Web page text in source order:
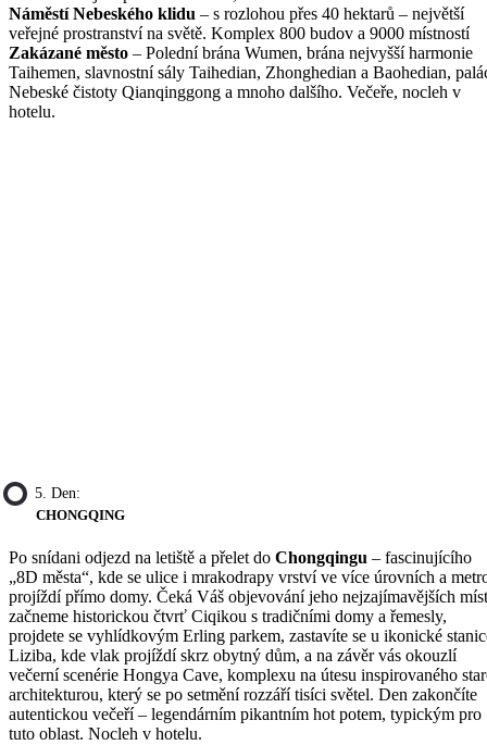
Náměstí Nebeského klidu – s rozlohou přes 40 hektarů – největší
veřejné prostranství na světě. Komplex 800 budov a 9000 místností
Zakázané město – Polední brána Wumen, brána nejvyšší harmonie
Taihemen, slavnostní sály Taihedian, Zhonghedian a Baohedian,
Nebeské čistoty Qianqinggong a mnoho dalšího. Večeře, nocleh v
hotelu.
5. Den:
CHONGQING
Po snídani odjezd na letiště a přelet do Chongqingu – fascinujícího
„8D města“, kde se ulice i mrakodrapy vrství ve více úrovních a
projíždí přímo domy. Čeká Váš objevování jeho nejzajímavějších
začneme historickou čtvrť Ciqikou s tradičními domy a řemesly,
projdete se vyhlídkovým Erling parkem, zastavíte se u ikonické
Liziba, kde vlak projíždí skrz obytný dům, a na závěr vás okouzlí
večerní scenérie Hongya Cave, komplexu na útesu inspirovaného
architekturou, který se po setmění rozzáří tisíci světel. Den zakončíte
autentickou večeří – legendárním pikantním hot potem, typickým pro
tuto oblast. Nocleh v hotelu.